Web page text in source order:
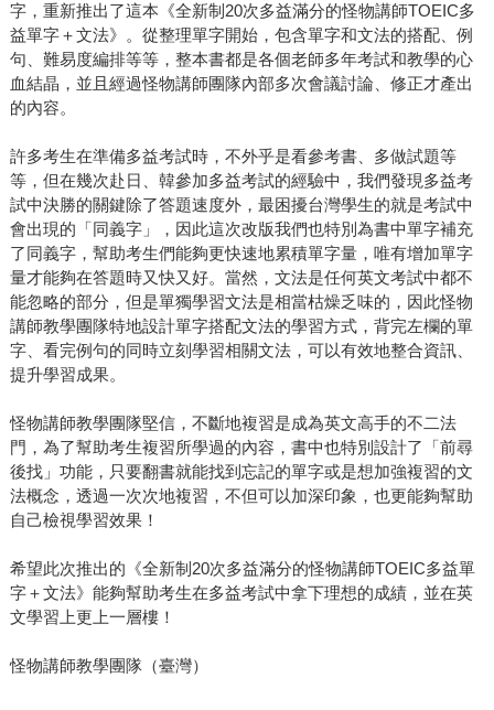
字，重新推出了這本《全新制20次多益滿分的怪物講師TOEIC多
益單字＋文法》。從整理單字開始，包含單字和文法的搭配、例
句、難易度編排等等，整本書都是各個老師多年考試和教學的心
血結晶，並且經過怪物講師團隊內部多次會議討論、修正才產出
的內容。
許多考生在準備多益考試時，不外乎是看參考書、多做試題等
等，但在幾次赴日、韓參加多益考試的經驗中，我們發現多益考
試中決勝的關鍵除了答題速度外，最困擾台灣學生的就是考試中
會出現的「同義字」，因此這次改版我們也特別為書中單字補充
了同義字，幫助考生們能夠更快速地累積單字量，唯有增加單字
量才能夠在答題時又快又好。當然，文法是任何英文考試中都不
能忽略的部分，但是單獨學習文法是相當枯燥乏味的，因此怪物
講師教學團隊特地設計單字搭配文法的學習方式，背完左欄的單
字、看完例句的同時立刻學習相關文法，可以有效地整合資訊、
提升學習成果。
怪物講師教學團隊堅信，不斷地複習是成為英文高手的不二法
門，為了幫助考生複習所學過的內容，書中也特別設計了「前尋
後找」功能，只要翻書就能找到忘記的單字或是想加強複習的文
法概念，透過一次次地複習，不但可以加深印象，也更能夠幫助
自己檢視學習效果！
希望此次推出的《全新制20次多益滿分的怪物講師TOEIC多益單
字＋文法》能夠幫助考生在多益考試中拿下理想的成績，並在英
文學習上更上一層樓！
怪物講師教學團隊（臺灣）